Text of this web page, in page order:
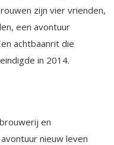
zijn vier vrienden,
een avontuur
achtbaanrit die
in 2014.
en
nieuw leven